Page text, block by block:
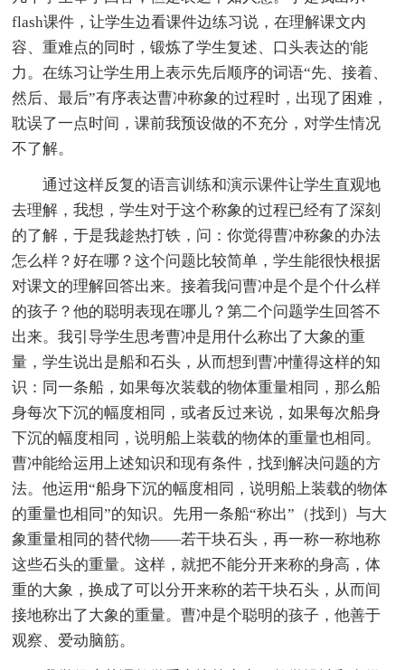
flash课件，让学生边看课件边练习说，在理解课文内
容、重难点的同时，锻炼了学生复述、口头表达的'能
力。在练习让学生用上表示先后顺序的词语“先、接着、
然后、最后”有序表达曹冲称象的过程时，出现了困难，
耽误了一点时间，课前我预设做的不充分，对学生情况
不了解。
通过这样反复的语言训练和演示课件让学生直观地
去理解，我想，学生对于这个称象的过程已经有了深刻
的了解，于是我趁热打铁，问：你觉得曹冲称象的办法
怎么样？好在哪？这个问题比较简单，学生能很快根据
对课文的理解回答出来。接着我问曹冲是个是个什么样
的孩子？他的聪明表现在哪儿？第二个问题学生回答不
出来。我引导学生思考曹冲是用什么称出了大象的重
量，学生说出是船和石头，从而想到曹冲懂得这样的知
识：同一条船，如果每次装载的物体重量相同，那么船
身每次下沉的幅度相同，或者反过来说，如果每次船身
下沉的幅度相同，说明船上装载的物体的重量也相同。
曹冲能给运用上述知识和现有条件，找到解决问题的方
法。他运用“船身下沉的幅度相同，说明船上装载的物体
的重量也相同”的知识。先用一条船“称出”（找到）与大
象重量相同的替代物——若干块石头，再一称一称地称
这些石头的重量。这样，就把不能分开来称的身高，体
重的大象，换成了可以分开来称的若干块石头，从而间
接地称出了大象的重量。曹冲是个聪明的孩子，他善于
观察、爱动脑筋。